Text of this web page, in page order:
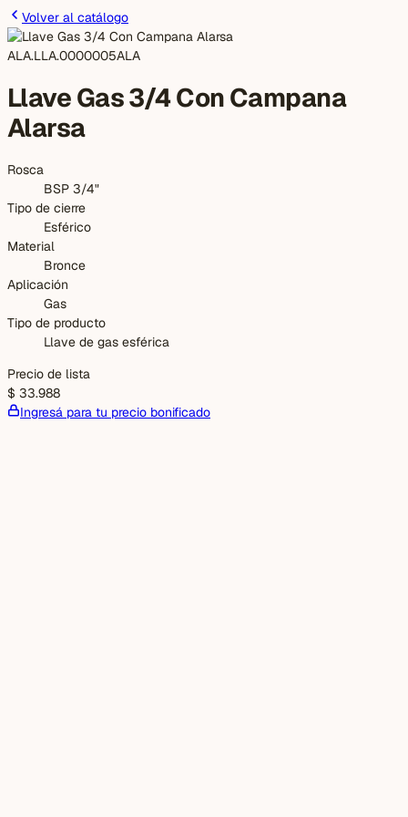
Volver al catálogo
ALA.LLA.0000005ALA
Llave Gas 3/4 Con Campana
Alarsa
Rosca
BSP 3/4"
Tipo de cierre
Esférico
Material
Bronce
Aplicación
Gas
Tipo de producto
Llave de gas esférica
Precio de lista
$ 33.988
Ingresá para tu precio bonificado